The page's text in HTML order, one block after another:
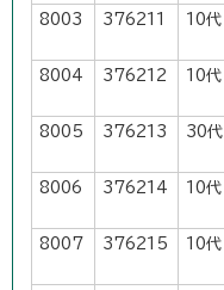
8003 376211 10代
8004 376212 10代
8005 376213 30代
8006 376214 10代
8007 376215 10代